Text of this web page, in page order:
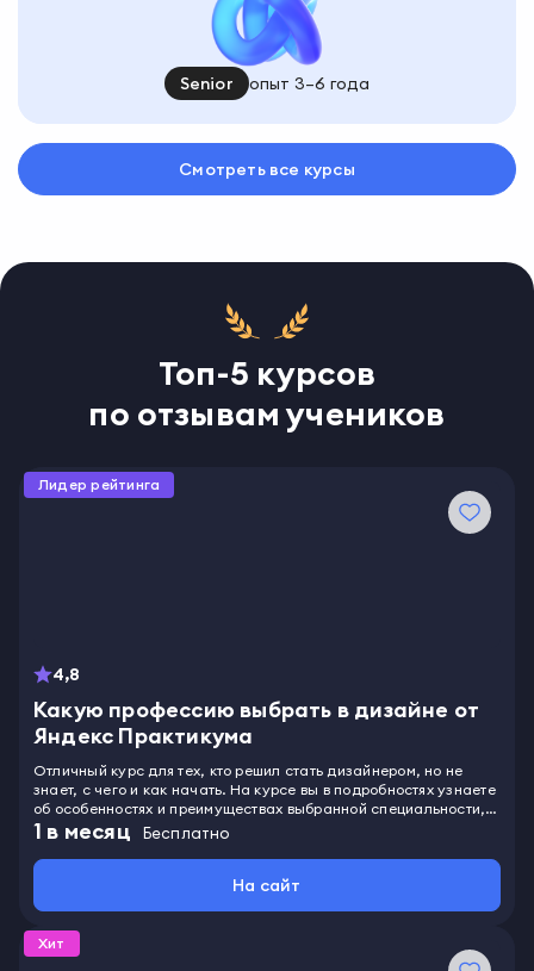
Senior опыт 3–6 года
Смотреть все курсы
Топ-5 курсов
по отзывам учеников
4,8
Какую профессию выбрать в дизайне от
Яндекс Практикума
Лидер рейтинга
Отличный курс для тех, кто решил стать дизайнером, но не
знает, с чего и как начать. На курсе вы в подробностях узнаете
об особенностях и преимуществах выбранной специальности,
поймете, какие бывают востребованные специализации и
направления в дизайне, выясните, чем отличаются цели,
задачи и обязанности специалистов разных сфер и отраслей,
рассмотрите возможности карьерного, зарплатного и
профессионального роста, поймете, где и сколько
получите практические советы от экспертов, как и с чего
начать профессиональную деятельность.
1 в месяц Бесплатно
На сайт
Хит